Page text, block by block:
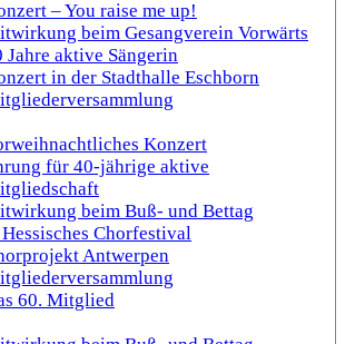
– You raise me up!
beim Gesangverein Vorwärts
Jahre aktive Sängerin
in der Stadthalle Eschborn
Konzert
für 40-jährige aktive
beim Buß- und Bettag
Hessisches Chorfestival
Antwerpen
60. Mitglied